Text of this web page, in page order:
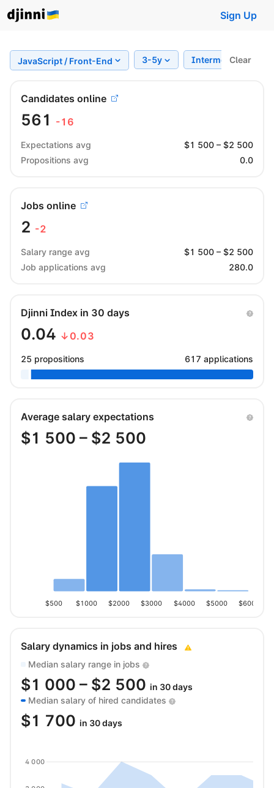
Sign Up
JavaScript / Front-End 3-5y Intermediate
Clear
Candidates online
561 -16
Expectations avg $1 500 – $2 500
Propositions avg
0.0
Jobs online
2 -2
Salary range avg $1 500 – $2 500
Job applications avg
280.0
Djinni Index in 30 days
0.04 ↓0.03
25 propositions 617 applications
Average salary expectations
$1 500 – $2 500
$500 $1000 $2000 $3000 $4000 $5000 $6000
Salary dynamics in jobs and hires
Median salary range in jobs
$1 000 – $2 500 in 30 days
Median salary of hired candidates
$1 700 in 30 days
4 000